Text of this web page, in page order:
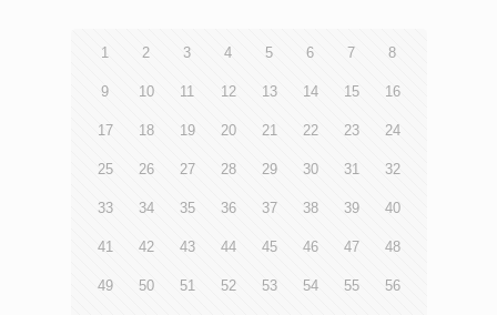
1 2 3 4 5 6 7 8
9 10 11 12 13 14 15 16
17 18 19 20 21 22 23 24
25 26 27 28 29 30 31 32
33 34 35 36 37 38 39 40
41 42 43 44 45 46 47 48
49 50 51 52 53 54 55 56